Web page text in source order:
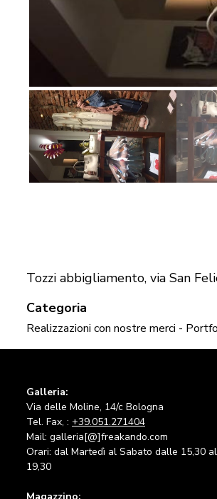
Tozzi abbigliamento, via San
Categoria
Realizzazioni con nostre merci -
Galleria:
Via delle Moline, 14/c Bologna
Tel. Fax, : +39.051.271404
Mail: galleria[@]freakando.com
Orari: dal Martedì al Sabato dalle 15,30
19,30
Magazzino: